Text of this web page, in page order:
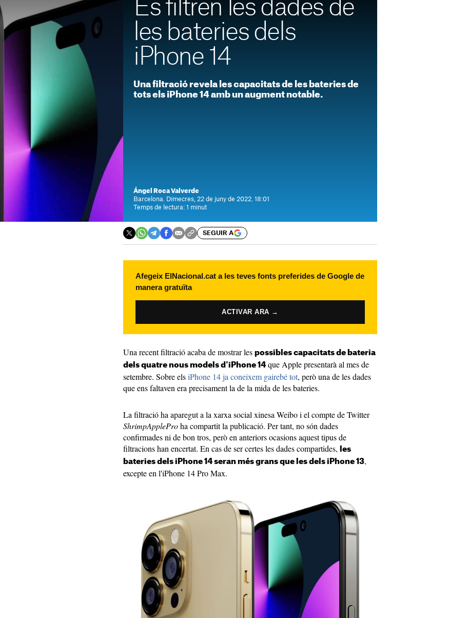
Es filtren les dades de
les bateries dels
iPhone 14
Una filtració revela les capacitats de les bateries de
tots els iPhone 14 amb un augment notable.
Ángel Roca Valverde
Barcelona. Dimecres, 22 de juny de 2022. 18:01
Temps de lectura: 1 minut
SEGUIR A
Afegeix ElNacional.cat a les teves fonts preferides de Google de
manera gratuïta
ACTIVAR ARA →
Una recent filtració acaba de mostrar les possibles capacitats de bateria
dels quatre nous models d'iPhone 14 que Apple presentarà al mes de
setembre. Sobre elsiPhone 14 ja coneixem gairebé tot, però una de les dades
que ens faltaven era precisament la de la mida de les bateries.
La filtració ha aparegut a la xarxa social xinesa Weibo i el compte de Twitter
ShrimpAppleProha compartit la publicació. Per tant, no són dades
confirmades ni de bon tros, però en anteriors ocasions aquest tipus de
filtracions han encertat. En cas de ser certes les dades compartides,
les
bateries dels iPhone 14 seran més grans que les dels iPhone 13,
excepte en l'iPhone 14 Pro Max.